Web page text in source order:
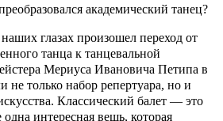
академический танец?
глазах произошел переход от
танца к танцевальной
Мериуса Ивановича Петипа в
не только набор репертуара, но и
Классический балет — это
интересная вещь, которая